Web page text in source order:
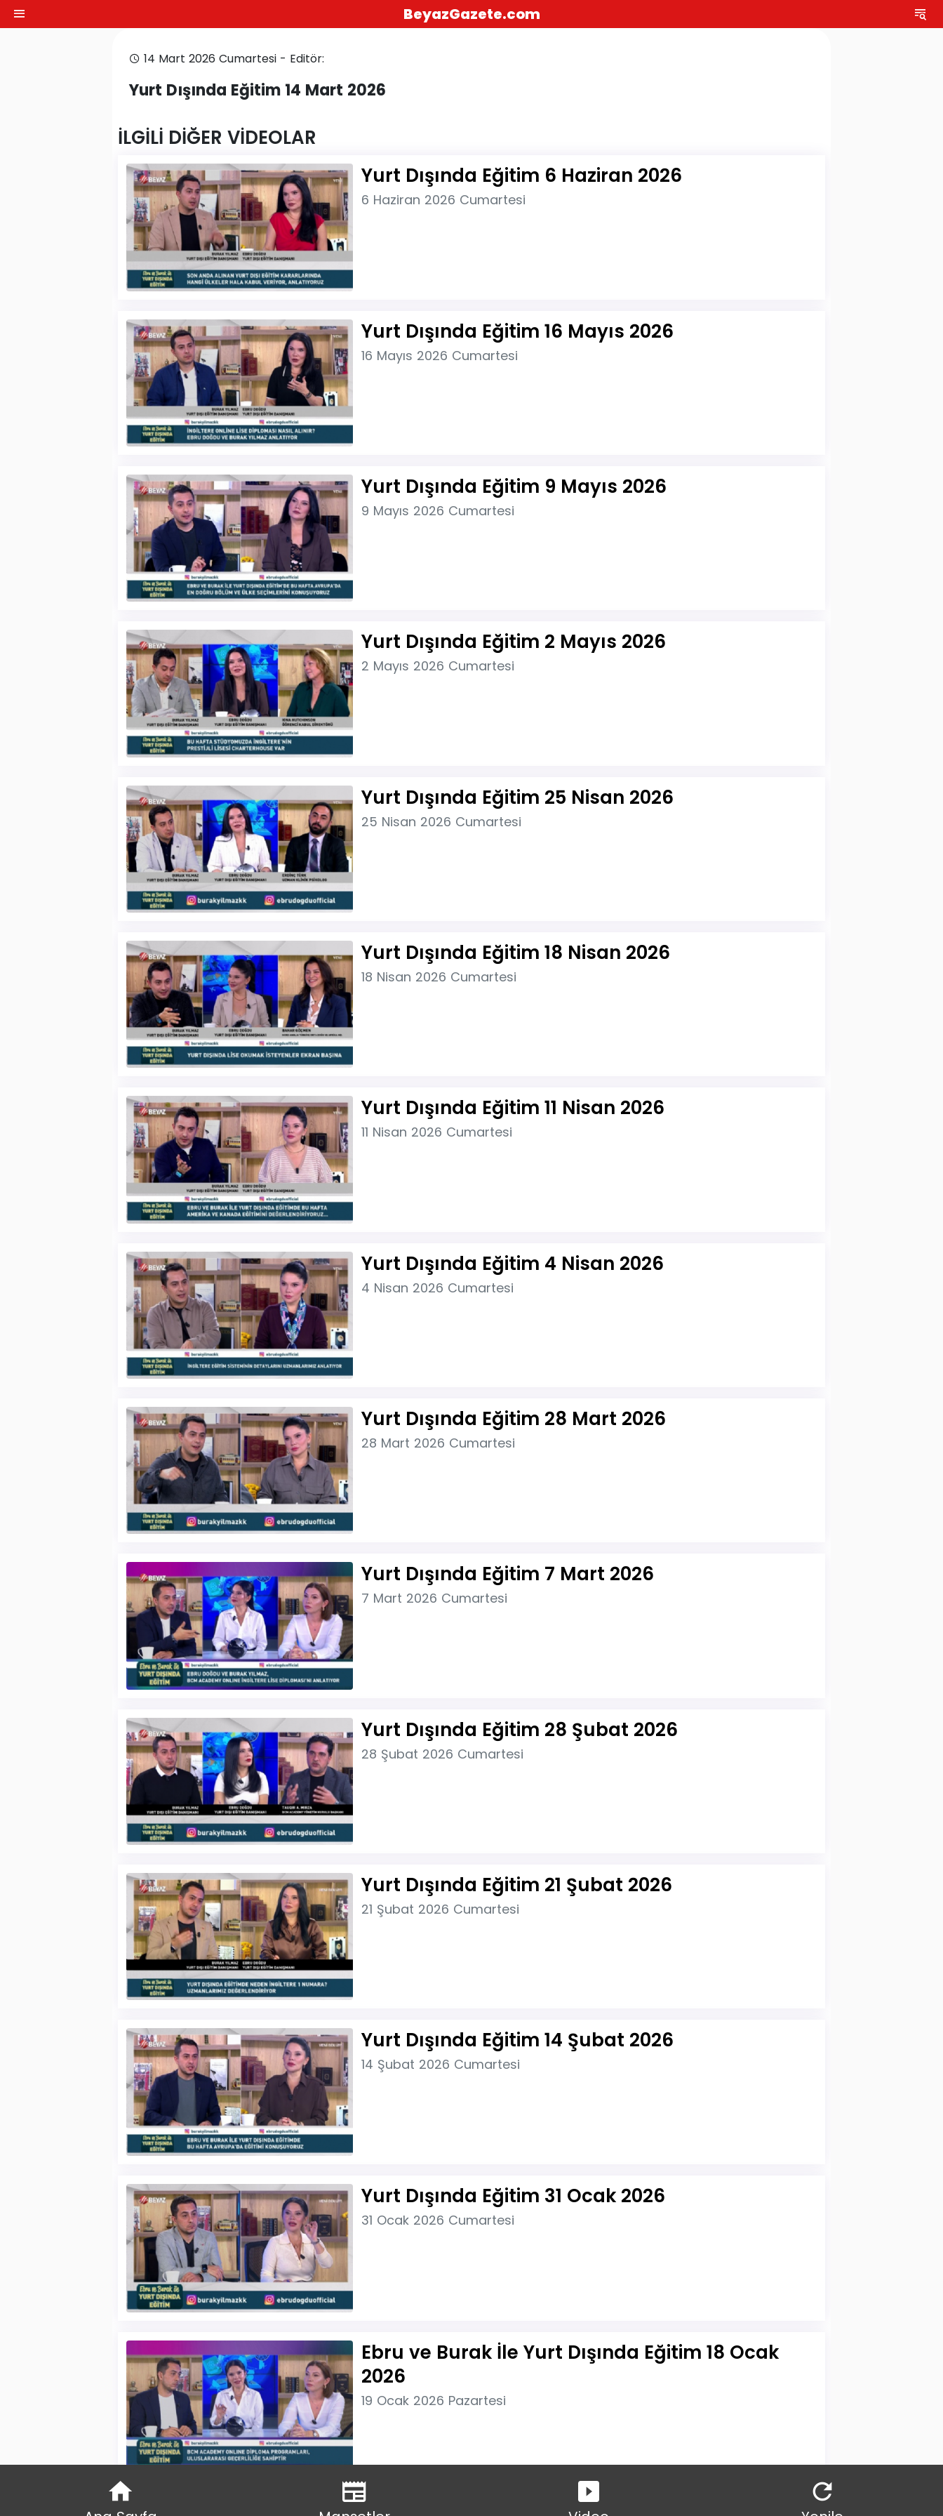
BeyazGazete.com
14 Mart 2026 Cumartesi - Editör:
Yurt Dışında Eğitim 14 Mart 2026
İLGİLİ DİĞER VİDEOLAR
Yurt Dışında Eğitim 6 Haziran 2026
6 Haziran 2026 Cumartesi
Yurt Dışında Eğitim 16 Mayıs 2026
16 Mayıs 2026 Cumartesi
Yurt Dışında Eğitim 9 Mayıs 2026
9 Mayıs 2026 Cumartesi
Yurt Dışında Eğitim 2 Mayıs 2026
2 Mayıs 2026 Cumartesi
Yurt Dışında Eğitim 25 Nisan 2026
25 Nisan 2026 Cumartesi
Yurt Dışında Eğitim 18 Nisan 2026
18 Nisan 2026 Cumartesi
Yurt Dışında Eğitim 11 Nisan 2026
11 Nisan 2026 Cumartesi
Yurt Dışında Eğitim 4 Nisan 2026
4 Nisan 2026 Cumartesi
Yurt Dışında Eğitim 28 Mart 2026
28 Mart 2026 Cumartesi
Yurt Dışında Eğitim 7 Mart 2026
7 Mart 2026 Cumartesi
Yurt Dışında Eğitim 28 Şubat 2026
28 Şubat 2026 Cumartesi
Yurt Dışında Eğitim 21 Şubat 2026
21 Şubat 2026 Cumartesi
Yurt Dışında Eğitim 14 Şubat 2026
14 Şubat 2026 Cumartesi
Yurt Dışında Eğitim 31 Ocak 2026
31 Ocak 2026 Cumartesi
Ebru ve Burak İle Yurt Dışında Eğitim 18 Ocak
2026
19 Ocak 2026 Pazartesi